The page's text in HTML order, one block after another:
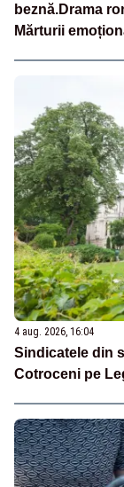
beznă.Drama
Mărturii
4 aug. 2026, 16:04
Sindicatele din
Cotroceni pe